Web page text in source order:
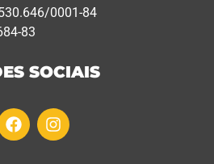
0001-84
83
SOCIAIS